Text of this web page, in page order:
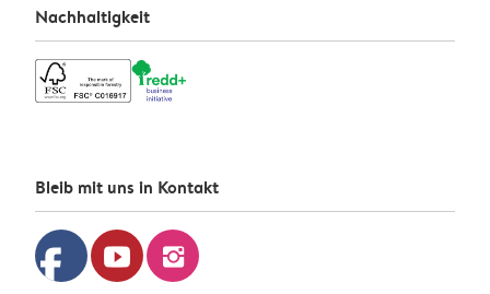
Nachhaltigkeit
Bleib mit uns in Kontakt
facebook youtube instagram